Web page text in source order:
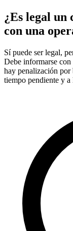
¿Es legal un
con una
Sí puede ser legal,
Debe informarse
hay penalización por
tiempo pendiente y a